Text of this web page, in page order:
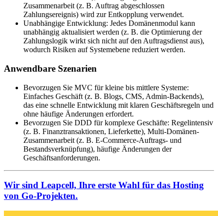
Zusammenarbeit (z. B. Auftrag abgeschlossen
Zahlungsereignis) wird zur Entkopplung verwendet.
Unabhängige Entwicklung: Jedes Domänenmodul kann
unabhängig aktualisiert werden (z. B. die Optimierung der
Zahlungslogik wirkt sich nicht auf den Auftragsdienst aus),
wodurch Risiken auf Systemebene reduziert werden.
Anwendbare Szenarien
Bevorzugen Sie MVC für kleine bis mittlere Systeme:
Einfaches Geschäft (z. B. Blogs, CMS, Admin-Backends),
das eine schnelle Entwicklung mit klaren Geschäftsregeln und
ohne häufige Änderungen erfordert.
Bevorzugen Sie DDD für komplexe Geschäfte: Regelintensiv
(z. B. Finanztransaktionen, Lieferkette), Multi-Domänen-
Zusammenarbeit (z. B. E-Commerce-Auftrags- und
Bestandsverknüpfung), häufige Änderungen der
Geschäftsanforderungen.
Wir sind Leapcell, Ihre erste Wahl für das Hosting
von Go-Projekten.